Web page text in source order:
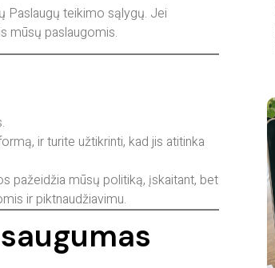
Paslaugų teikimo sąlygų. Jei
mūsų paslaugomis.
ir turite užtikrinti, kad jis atitinka
pažeidžia mūsų politiką, įskaitant, bet
ir piktnaudžiavimu.